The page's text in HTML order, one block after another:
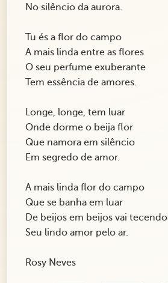
No silêncio da aurora.
Tu és a flor do campo
A mais linda entre as flores
O seu perfume exuberante
Tem essência de amores.
Longe, longe, tem luar
Onde dorme o beija flor
Que namora em silêncio
Em segredo de amor.
A mais linda flor do campo
Que se banha em luar
De beijos em beijos vai tecendo
Seu lindo amor pelo ar.
Rosy Neves